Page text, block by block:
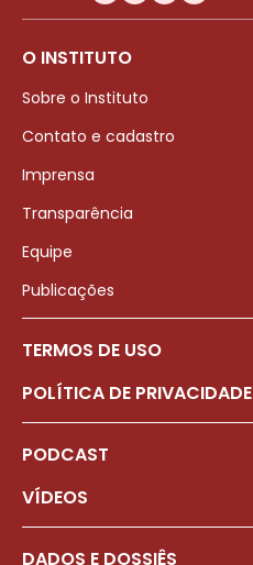
O INSTITUTO
Sobre o Instituto
Contato e cadastro
Imprensa
Transparência
Equipe
Publicações
TERMOS DE USO
POLÍTICA DE PRIVACIDADE
PODCAST
VÍDEOS
DADOS E DOSSIÊS